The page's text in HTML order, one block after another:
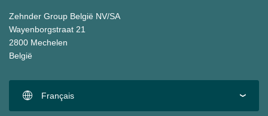
Zehnder Group België NV/SA
Wayenborgstraat 21
2800 Mechelen
België
Français